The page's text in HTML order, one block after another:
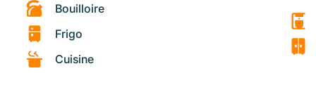
Bouilloire
Frigo
Cuisine